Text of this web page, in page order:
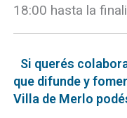
18:00 hasta la
Si querés
que difunde y
Villa de Merlo